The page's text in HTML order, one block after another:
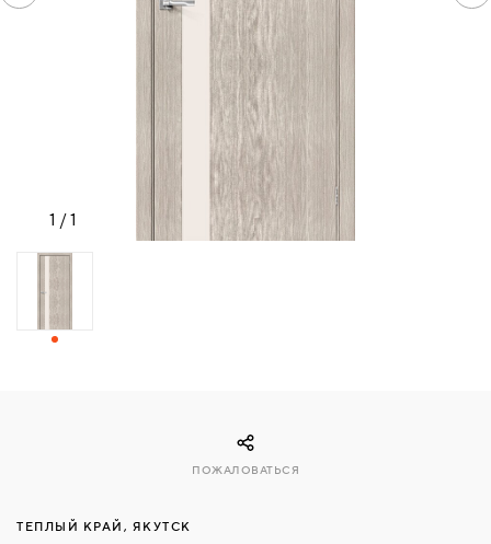
СТАТЬИ
1 /1
ТЕПЛЫЙ КРАЙ, ЯКУТСК
ПОЖАЛОВАТЬСЯ